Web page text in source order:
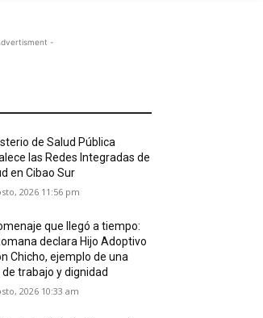
-
de Salud Pública
las Redes Integradas de
en Cibao Sur
2026 11:56 pm
que llegó a tiempo:
declara Hijo Adoptivo
Chicho, ejemplo de una
de trabajo y dignidad
2026 10:33 am